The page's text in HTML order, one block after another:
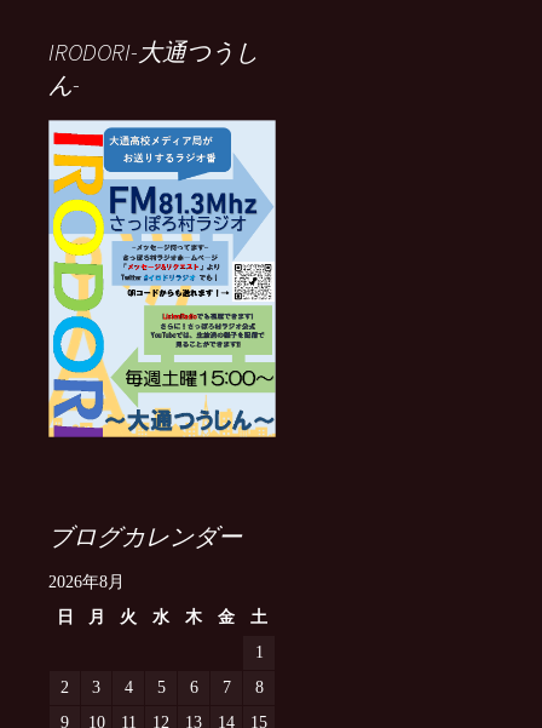
IRODORI-大通つうし
ん-
ブログカレンダー
2026年8月
日
月 火 水 木 金
土
1
2
3 4 5 6 7
8
9
10 11 12 13 14 15